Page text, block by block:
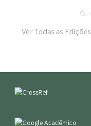
Ver Todas as Edições